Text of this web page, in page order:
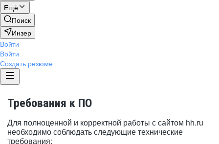
Ещё
Поиск
Инзер
Войти
Войти
Создать резюме
Требования к ПО
Для полноценной и корректной работы с сайтом hh.ru
необходимо соблюдать следующие технические
требования: